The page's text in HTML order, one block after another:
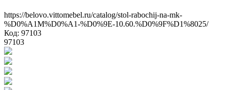
https://belovo.vittomebel.ru/catalog/stol-rabochij-na-mk-
%D0%A1M%D0%A1-%D0%9E-10.60.%D0%9F%D1%8025/
Код: 97103
97103